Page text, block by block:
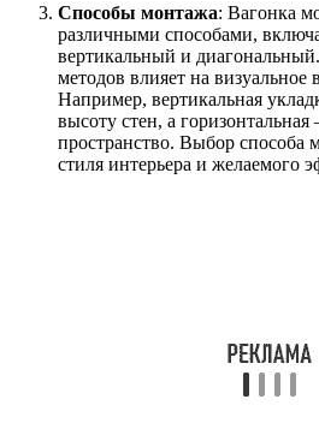
Способы монтажа: Вагонка
различными способами,
вертикальный и
методов влияет на визуальное
Например, вертикальная
высоту стен, а
пространство. Выбор способа
стиля интерьера и желаемого